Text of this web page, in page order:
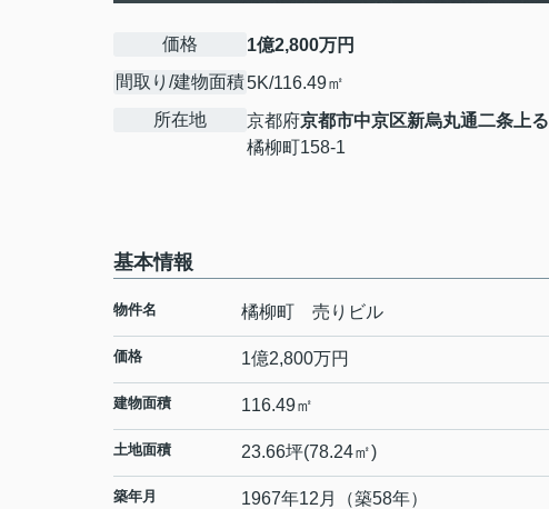
価格
1億2,800万円
間取り/建物面積5K/116.49㎡
所在地
京都府京都市中京区新烏丸通二条上る
橘柳町158-1
基本情報
物件名 橘柳町 売りビル
価格 1億2,800万円
建物面積 116.49㎡
土地面積 23.66坪(78.24㎡)
築年月 1967年12月（築58年）